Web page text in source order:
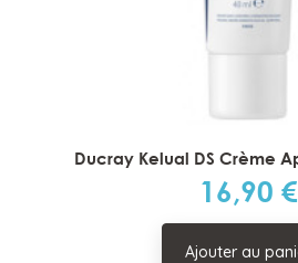
Ducray Kelual DS Crème
Prix
16,90 €
Ajouter au